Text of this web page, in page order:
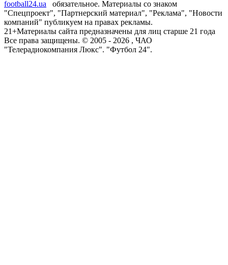
football24.ua
обязательное. Материалы со знаком
"Спецпроект", "Партнерский материал", "Реклама", "Новости
компаний" публикуем на правах рекламы.
21+Материалы сайта предназначены для лиц старше 21 года
Все права защищены. © 2005 - 2026 , ЧАО
"Телерадиокомпания Люкс". "Футбол 24".